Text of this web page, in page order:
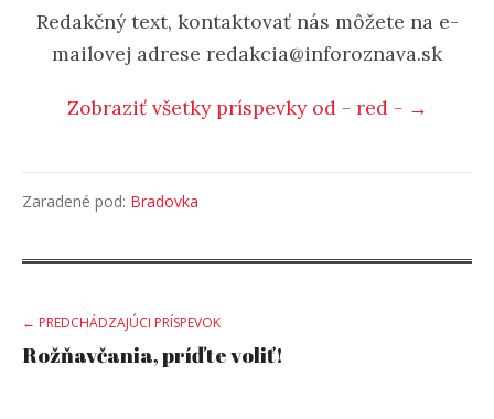
Redakčný text, kontaktovať nás môžete na e-
mailovej adrese redakcia@inforoznava.sk
Zobraziť všetky príspevky od - red - →
Zaradené pod: Bradovka
Post
← PREDCHÁDZAJÚCI PRÍSPEVOK
Rožňavčania, príďte voliť!